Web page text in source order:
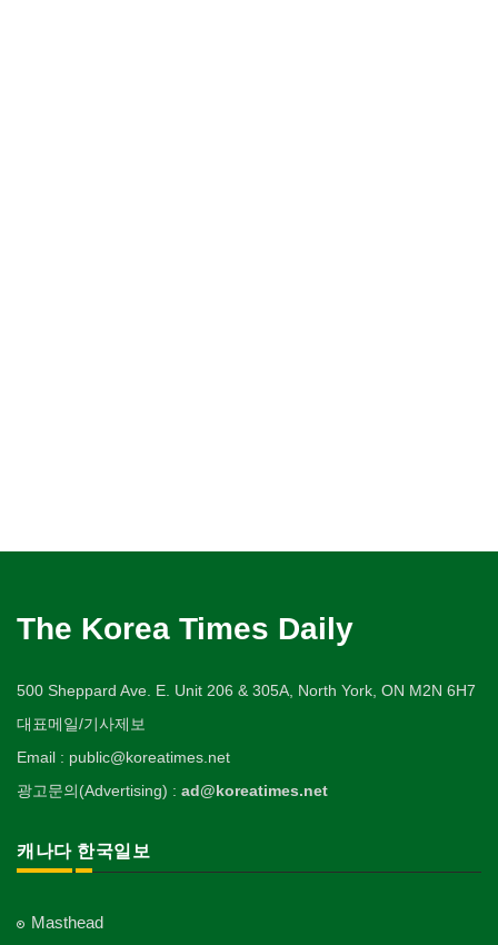
The Korea Times Daily
500 Sheppard Ave. E. Unit 206 & 305A, North York, ON M2N 6H7
대표메일/기사제보
Email : public@koreatimes.net
광고문의(Advertising) : ad@koreatimes.net
캐나다 한국일보
Masthead